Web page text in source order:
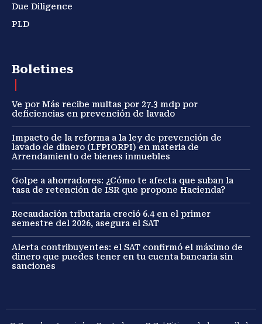
Due Diligence
PLD
Boletines
Ve por Más recibe multas por 27.3 mdp por
deficiencias en prevención de lavado
Impacto de la reforma a la ley de prevención de
lavado de dinero (LFPIORPI) en materia de
Arrendamiento de bienes inmuebles
Golpe a ahorradores: ¿Cómo te afecta que suban la
tasa de retención de ISR que propone Hacienda?
Recaudación tributaria creció 6.4 en el primer
semestre del 2026, asegura el SAT
Alerta contribuyentes: el SAT confirmó el máximo de
dinero que puedes tener en tu cuenta bancaria sin
sanciones